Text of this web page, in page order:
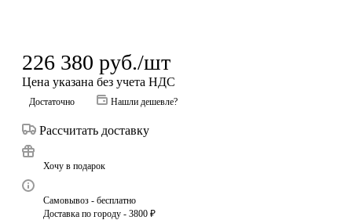
226 380 руб./шт
Цена указана без учета НДС
Достаточно Нашли дешевле?
Рассчитать доставку
Хочу в подарок
Самовывоз - бесплатно
Доставка по городу - 3800 ₽